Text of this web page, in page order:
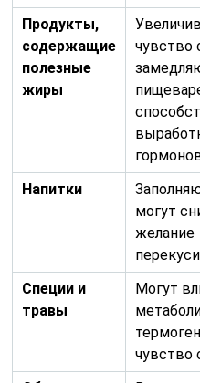
Продукты,
содержащие
полезные
жиры
чувство
Напитки
могут
желание
Специи и
травы
Могут
чувство